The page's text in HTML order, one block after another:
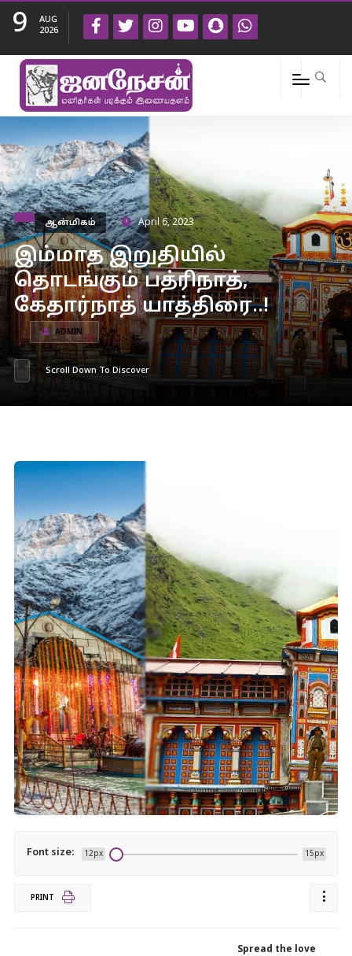
9
AUG
2026
ஆன்மிகம் April 6, 2023
இம்மாத இறுதியில்
தொடங்கும் பத்ரிநாத்,
கேதார்நாத் யாத்திரை..!
ADMIN
Scroll Down To Discover
Font size: 12px 15px
PRINT
Spread the love